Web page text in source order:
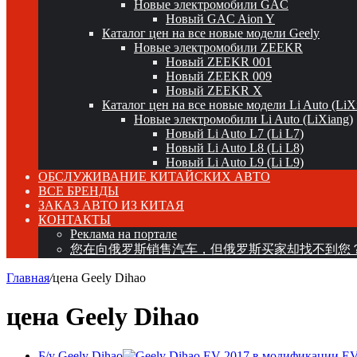
Новые электромобили GAC
Новый GAC Aion Y
Каталог цен на все новые модели Geely
Новые электромобили ZEEKR
Новый ZEEKR 001
Новый ZEEKR 009
Новый ZEEKR X
Каталог цен на все новые модели Li Auto
Новые электромобили Li Auto (LiXiang)
Новый Li Auto L7 (Li L7)
Новый Li Auto L8 (Li L8)
Новый Li Auto L9 (Li L9)
ОБСЛУЖИВАНИЕ КИТАЙСКИХ АВТО
ВСЕ БРЕНДЫ
ЗАКАЗ АВТО ИЗ КИТАЯ
КОНТАКТЫ
Реклама на портале
您在向俄罗斯销售汽车，但俄罗斯买家却找不到您
Главная/цена Geely Dihao
цена Geely Dihao